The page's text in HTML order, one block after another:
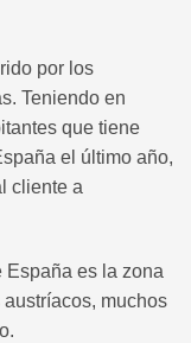
por los
Teniendo en
que tiene
el último año,
cliente a
España es la zona
muchos